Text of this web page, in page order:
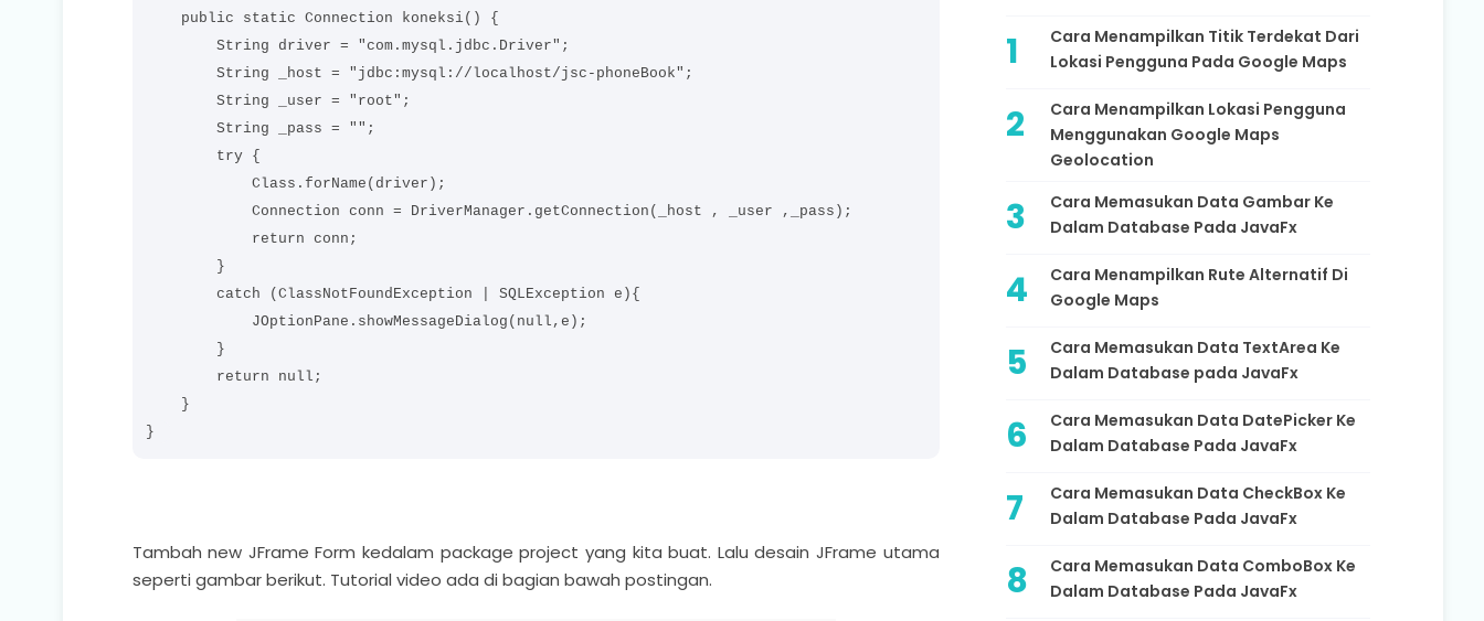
public static Connection koneksi() {
String driver = "com.mysql.jdbc.Driver";
String _host = "jdbc:mysql://localhost/jsc-phoneBook";
String _user = "root";
String _pass = "";
try {
Class.forName(driver);
Connection conn = DriverManager.getConnection(_host , _user ,_pass);
return conn;
}
catch (ClassNotFoundException | SQLException e){
JOptionPane.showMessageDialog(null,e);
}
return null;
}
Tambah new JFrame Form kedalam package project yang kita buat. Lalu desain JFrame utama
seperti gambar berikut. Tutorial video ada di bagian bawah postingan.
Cara Menampilkan Titik Terdekat Dari
Lokasi Pengguna Pada Google Maps
Cara Menampilkan Lokasi Pengguna
Menggunakan Google Maps
Geolocation
Cara Memasukan Data Gambar Ke
Dalam Database Pada JavaFx
Cara Menampilkan Rute Alternatif Di
Google Maps
Cara Memasukan Data TextArea Ke
Dalam Database pada JavaFx
Cara Memasukan Data DatePicker Ke
Dalam Database Pada JavaFx
Cara Memasukan Data CheckBox Ke
Dalam Database Pada JavaFx
Cara Memasukan Data ComboBox Ke
Dalam Database Pada JavaFx